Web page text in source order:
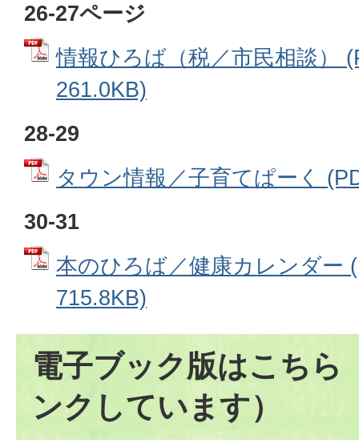
26-27ページ
情報ひろば（税／市民相談）
261.0KB)
28-29
タウン情報／子育てぱーく
30-31
本のひろば／健康カレンダー
715.8KB)
電子ブック版はこちら
ンクしています）